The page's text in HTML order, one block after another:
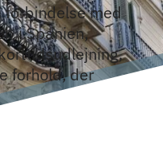
forbindelse med
i Spanien,
forhold, der